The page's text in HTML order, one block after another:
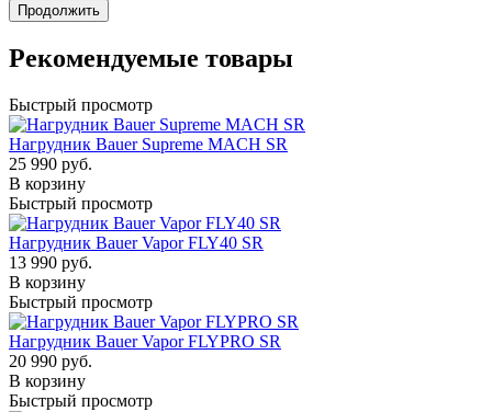
Продолжить
Рекомендуемые товары
Быстрый просмотр
Нагрудник Bauer Supreme MACH SR
25 990 руб.
В корзину
Быстрый просмотр
Нагрудник Bauer Vapor FLY40 SR
13 990 руб.
В корзину
Быстрый просмотр
Нагрудник Bauer Vapor FLYPRO SR
20 990 руб.
В корзину
Быстрый просмотр